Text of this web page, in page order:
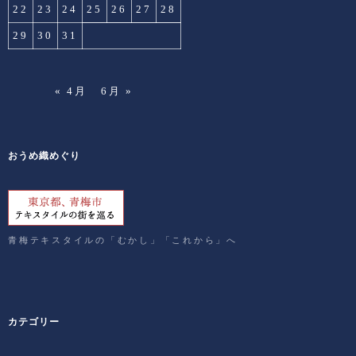
22 23 24 25 26 27 28
29 30 31
« 4月 6月 »
おうめ織めぐり
青梅テキスタイルの「むかし」「これから」へ
カテゴリー